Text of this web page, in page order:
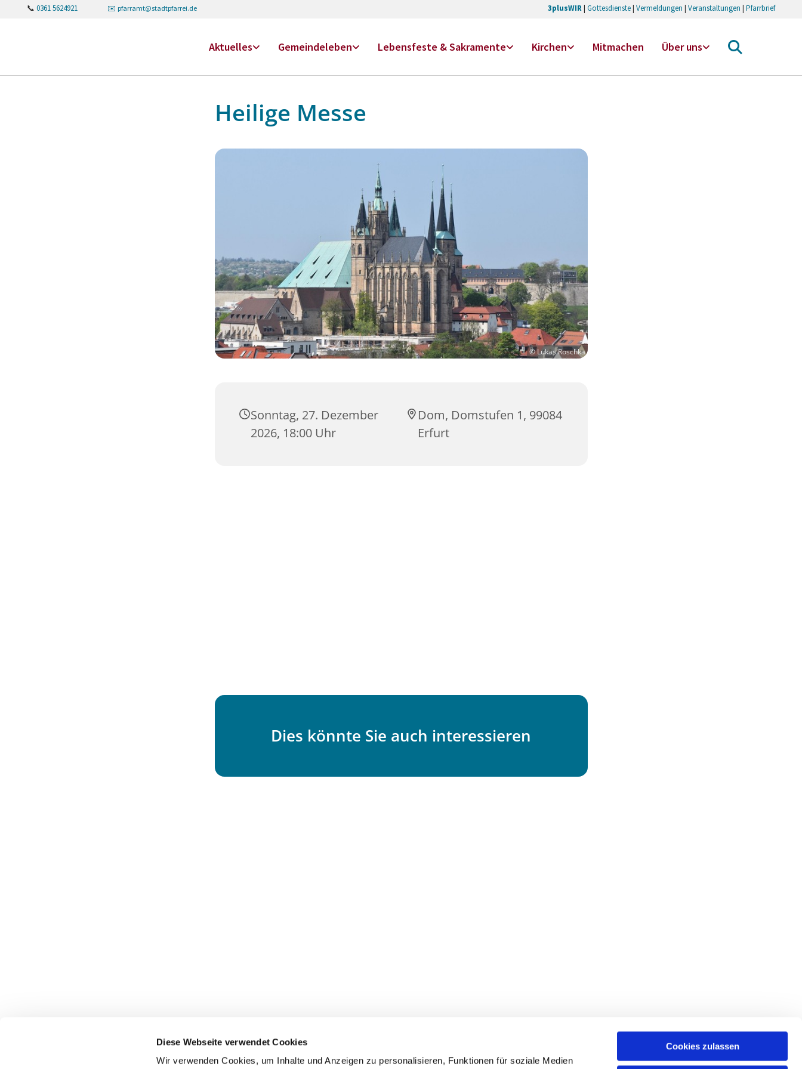
Diese Webseite verwendet Cookies
Wir verwenden Cookies, um Inhalte und Anzeigen zu personalisieren, Funktionen für soziale Medien
Cookies zulassen
📞 0361 5624921 ✉️ pfarramt@stadtpfarrei.de 3plusWIR| Gottesdienste| Vermeldungen | Veranstaltungen | Pfarrbrief
Aktuelles Gemeindeleben Lebensfeste & Sakramente Kirchen Mitmachen Über uns
Heilige Messe
© Lukas Roschka
Sonntag, 27. Dezember
2026, 18:00 Uhr
Dom, Domstufen 1, 99084
Erfurt
Dies könnte Sie auch interessieren